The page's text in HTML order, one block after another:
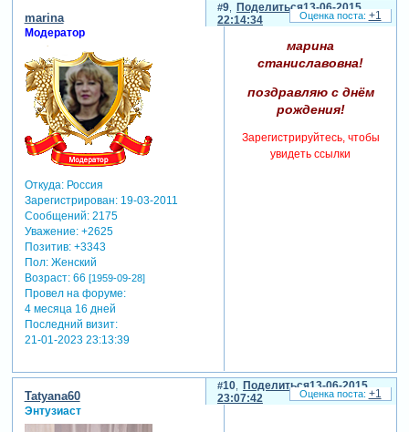
Поделиться
9
13-06-2015
22:14:34
marina
Модератор
Откуда:Россия
Зарегистрирован: 19-03-2011
Сообщений:2175
Уважение: +2625
Позитив: +3343
Пол:Женский
Возраст:66 [1959-09-28]
Провел на форуме:
4 месяца 16 дней
Последний визит:
21-01-2023 23:13:39
марина
станиславовна!
поздравляю с днём
рождения!
Зарегистрируйтесь, чтобы
увидеть ссылки
+1
Поделиться
10
13-06-2015
23:07:42
Tatyana60
Энтузиаст
+1